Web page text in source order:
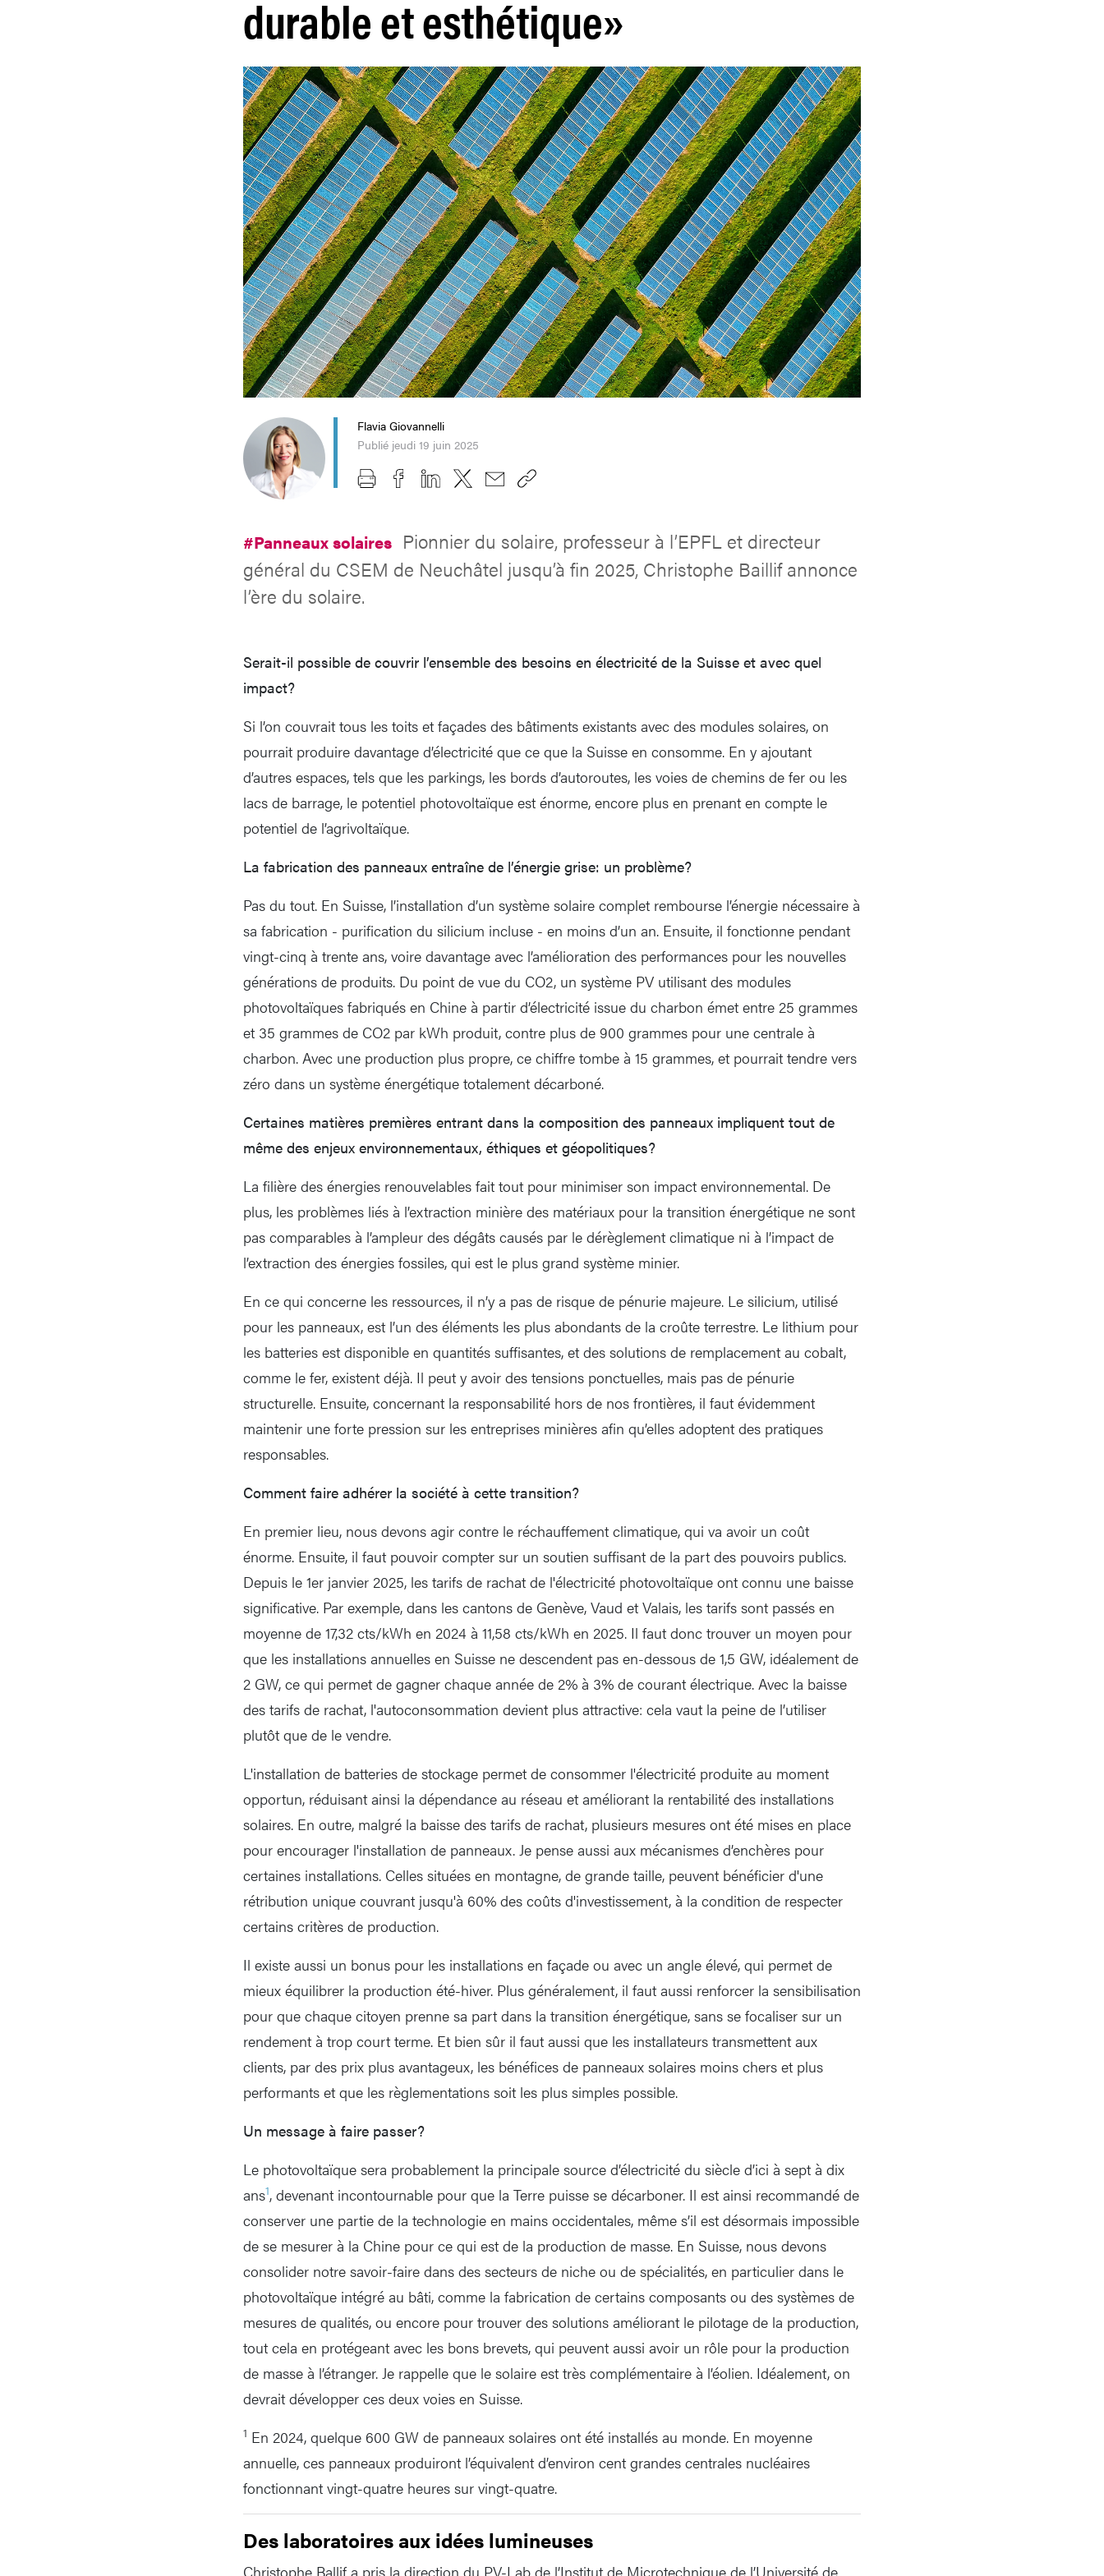
durable et esthétique»
Flavia Giovannelli
Publié jeudi 19 juin 2025
#Panneaux solaires Pionnier du solaire, professeur à l’EPFL et directeur
général du CSEM de Neuchâtel jusqu’à fin 2025, Christophe Baillif annonce
l’ère du solaire.
Serait-il possible de couvrir l’ensemble des besoins en électricité de la Suisse et avec quel
impact?
Si l’on couvrait tous les toits et façades des bâtiments existants avec des modules solaires, on
pourrait produire davantage d’électricité que ce que la Suisse en consomme. En y ajoutant
d’autres espaces, tels que les parkings, les bords d’autoroutes, les voies de chemins de fer ou les
lacs de barrage, le potentiel photovoltaïque est énorme, encore plus en prenant en compte le
potentiel de l’agrivoltaïque.
La fabrication des panneaux entraîne de l’énergie grise: un problème?
Pas du tout. En Suisse, l’installation d’un système solaire complet rembourse l’énergie nécessaire à
sa fabrication - purification du silicium incluse - en moins d’un an. Ensuite, il fonctionne pendant
vingt-cinq à trente ans, voire davantage avec l’amélioration des performances pour les nouvelles
générations de produits. Du point de vue du CO2, un système PV utilisant des modules
photovoltaïques fabriqués en Chine à partir d’électricité issue du charbon émet entre 25 grammes
et 35 grammes de CO2 par kWh produit, contre plus de 900 grammes pour une centrale à
charbon. Avec une production plus propre, ce chiffre tombe à 15 grammes, et pourrait tendre vers
zéro dans un système énergétique totalement décarboné.
Certaines matières premières entrant dans la composition des panneaux impliquent tout de
même des enjeux environnementaux, éthiques et géopolitiques?
La filière des énergies renouvelables fait tout pour minimiser son impact environnemental. De
plus, les problèmes liés à l’extraction minière des matériaux pour la transition énergétique ne sont
pas comparables à l’ampleur des dégâts causés par le dérèglement climatique ni à l’impact de
l’extraction des énergies fossiles, qui est le plus grand système minier.
En ce qui concerne les ressources, il n’y a pas de risque de pénurie majeure. Le silicium, utilisé
pour les panneaux, est l’un des éléments les plus abondants de la croûte terrestre. Le lithium pour
les batteries est disponible en quantités suffisantes, et des solutions de remplacement au cobalt,
comme le fer, existent déjà. Il peut y avoir des tensions ponctuelles, mais pas de pénurie
structurelle. Ensuite, concernant la responsabilité hors de nos frontières, il faut évidemment
maintenir une forte pression sur les entreprises minières afin qu’elles adoptent des pratiques
responsables.
Comment faire adhérer la société à cette transition?
En premier lieu, nous devons agir contre le réchauffement climatique, qui va avoir un coût
énorme. Ensuite, il faut pouvoir compter sur un soutien suffisant de la part des pouvoirs publics.
Depuis le 1er janvier 2025, les tarifs de rachat de l'électricité photovoltaïque ont connu une baisse
significative. Par exemple, dans les cantons de Genève, Vaud et Valais, les tarifs sont passés en
moyenne de 17,32 cts/kWh en 2024 à 11,58 cts/kWh en 2025. Il faut donc trouver un moyen pour
que les installations annuelles en Suisse ne descendent pas en-dessous de 1,5 GW, idéalement de
2 GW, ce qui permet de gagner chaque année de 2% à 3% de courant électrique. Avec la baisse
des tarifs de rachat, l'autoconsommation devient plus attractive: cela vaut la peine de l’utiliser
plutôt que de le vendre.
L'installation de batteries de stockage permet de consommer l'électricité produite au moment
opportun, réduisant ainsi la dépendance au réseau et améliorant la rentabilité des installations
solaires. En outre, malgré la baisse des tarifs de rachat, plusieurs mesures ont été mises en place
pour encourager l'installation de panneaux. Je pense aussi aux mécanismes d’enchères pour
certaines installations. Celles situées en montagne, de grande taille, peuvent bénéficier d'une
rétribution unique couvrant jusqu'à 60% des coûts d'investissement, à la condition de respecter
certains critères de production.
Il existe aussi un bonus pour les installations en façade ou avec un angle élevé, qui permet de
mieux équilibrer la production été-hiver. Plus généralement, il faut aussi renforcer la sensibilisation
pour que chaque citoyen prenne sa part dans la transition énergétique, sans se focaliser sur un
rendement à trop court terme. Et bien sûr il faut aussi que les installateurs transmettent aux
clients, par des prix plus avantageux, les bénéfices de panneaux solaires moins chers et plus
performants et que les règlementations soit les plus simples possible.
Un message à faire passer?
Le photovoltaïque sera probablement la principale source d’électricité du siècle d’ici à sept à dix
ans1, devenant incontournable pour que la Terre puisse se décarboner. Il est ainsi recommandé de
conserver une partie de la technologie en mains occidentales, même s’il est désormais impossible
de se mesurer à la Chine pour ce qui est de la production de masse. En Suisse, nous devons
consolider notre savoir-faire dans des secteurs de niche ou de spécialités, en particulier dans le
photovoltaïque intégré au bâti, comme la fabrication de certains composants ou des systèmes de
mesures de qualités, ou encore pour trouver des solutions améliorant le pilotage de la production,
tout cela en protégeant avec les bons brevets, qui peuvent aussi avoir un rôle pour la production
de masse à l’étranger. Je rappelle que le solaire est très complémentaire à l’éolien. Idéalement, on
devrait développer ces deux voies en Suisse.
1 En 2024, quelque 600 GW de panneaux solaires ont été installés au monde. En moyenne
annuelle, ces panneaux produiront l’équivalent d’environ cent grandes centrales nucléaires
fonctionnant vingt-quatre heures sur vingt-quatre.
Des laboratoires aux idées lumineuses
Christophe Ballif a pris la direction du PV-Lab de l’Institut de Microtechnique de l’Université de